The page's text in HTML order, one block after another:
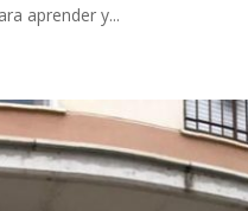
aprender y...